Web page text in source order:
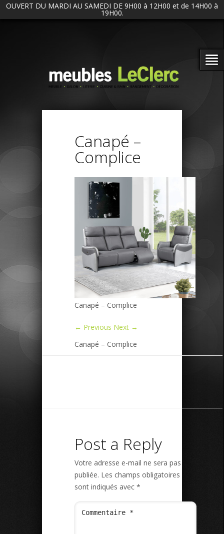
OUVERT DU MARDI AU SAMEDI DE 9H00 à 12H00 et de 14H00 à
19H00.
Canapé –
Complice
Canapé – Complice
← Previous Next →
Canapé – Complice
Post a Reply
Votre adresse e-mail ne sera pas
publiée. Les champs obligatoires
sont indiqués avec *